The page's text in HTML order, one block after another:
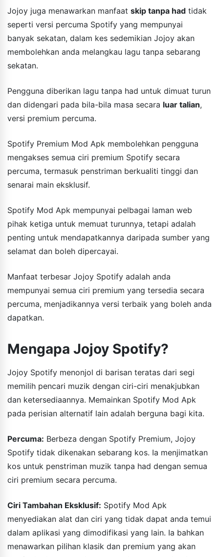
Jojoy juga menawarkan manfaat skip tanpa had tidak
seperti versi percuma Spotify yang mempunyai
banyak sekatan, dalam kes sedemikian Jojoy akan
membolehkan anda melangkau lagu tanpa sebarang
sekatan.
Pengguna diberikan lagu tanpa had untuk dimuat turun
dan didengari pada bila-bila masa secara luar talian,
versi premium percuma.
Spotify Premium Mod Apk membolehkan pengguna
mengakses semua ciri premium Spotify secara
percuma, termasuk penstriman berkualiti tinggi dan
senarai main eksklusif.
Spotify Mod Apk mempunyai pelbagai laman web
pihak ketiga untuk memuat turunnya, tetapi adalah
penting untuk mendapatkannya daripada sumber yang
selamat dan boleh dipercayai.
Manfaat terbesar Jojoy Spotify adalah anda
mempunyai semua ciri premium yang tersedia secara
percuma, menjadikannya versi terbaik yang boleh anda
dapatkan.
Mengapa Jojoy Spotify?
Jojoy Spotify menonjol di barisan teratas dari segi
memilih pencari muzik dengan ciri-ciri menakjubkan
dan ketersediaannya. Memainkan Spotify Mod Apk
pada perisian alternatif lain adalah berguna bagi kita.
Percuma: Berbeza dengan Spotify Premium, Jojoy
Spotify tidak dikenakan sebarang kos. Ia menjimatkan
kos untuk penstriman muzik tanpa had dengan semua
ciri premium secara percuma.
Ciri Tambahan Eksklusif: Spotify Mod Apk
menyediakan alat dan ciri yang tidak dapat anda temui
dalam aplikasi yang dimodifikasi yang lain. Ia bahkan
menawarkan pilihan klasik dan premium yang akan